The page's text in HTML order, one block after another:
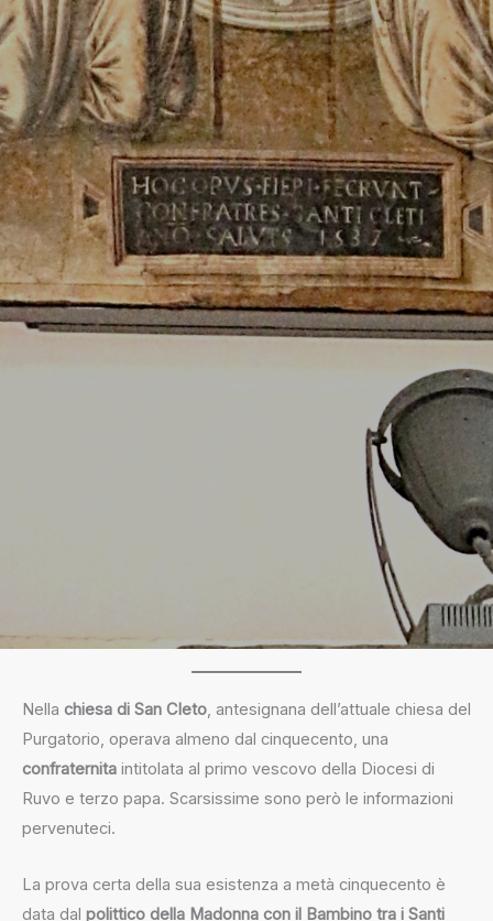
Nella chiesa di San Cleto, antesignana dell’attuale chiesa del
Purgatorio, operava almeno dal cinquecento, una
confraternita intitolata al primo vescovo della Diocesi di
Ruvo e terzo papa. Scarsissime sono però le informazioni
pervenuteci.
La prova certa della sua esistenza a metà cinquecento è
data dal polittico della Madonna con il Bambino tra i Santi